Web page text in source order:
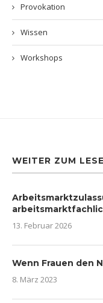
Provokation
Wissen
Workshops
WEITER ZUM
13. Februar 2026
Wenn Frauen den
8. März 2023